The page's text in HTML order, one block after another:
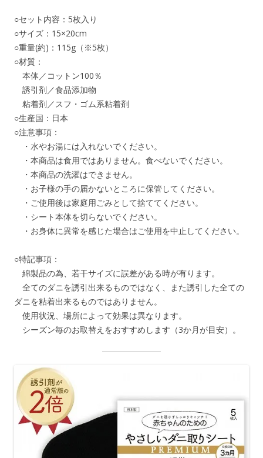
○セット内容：5枚入り
○サイズ：15×20cm
○重量(約)：115g（※5枚）
○材質：
本体／コットン100％
誘引剤／食品添加物
粘着剤／スフ・ゴム系粘着剤
○生産国：日本
○注意事項：
・水やお湯には入れないでください。
・本商品は食用ではありません。食べないでください。
・本商品の洗濯はできません。
・お子様の手の届かないところに保管してください。
・ご使用後は家庭用ごみとして捨ててください。
・シート本体を切らないでください。
・お身体に異常を感じた場合はご使用を中止してください。
○特記事項：
綿製品の為、若干サイズに誤差がある時が有ります。
全てのダニを誘引出来るものではなく、また誘引した全ての
ダニを粘着出来るものではありません。
使用状況、場所によって効果は異なります。
シーズン毎のお取替えをおすすめします（3か月が目安）。